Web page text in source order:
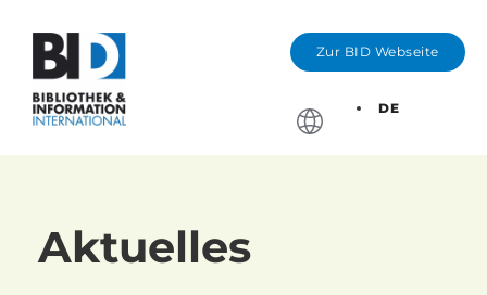
Zur BID Webseite
DE
Aktuelles